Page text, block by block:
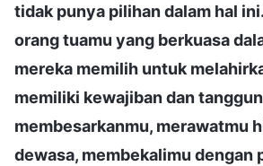
tidak punya pilihan dalam hal
orang tuamu yang berkuasa
mereka memilih untuk
memiliki kewajiban dan
membesarkanmu, merawatmu
dewasa, membekalimu dengan